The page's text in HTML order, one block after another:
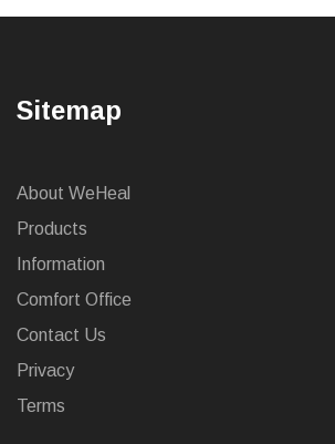
Sitemap
About WeHeal
Products
Information
Comfort Office
Contact Us
Privacy
Terms